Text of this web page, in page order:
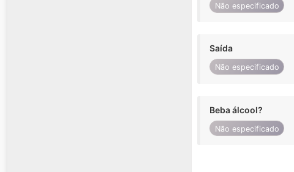
Não especificado
Saída
Não especificado
Beba álcool?
Não especificado